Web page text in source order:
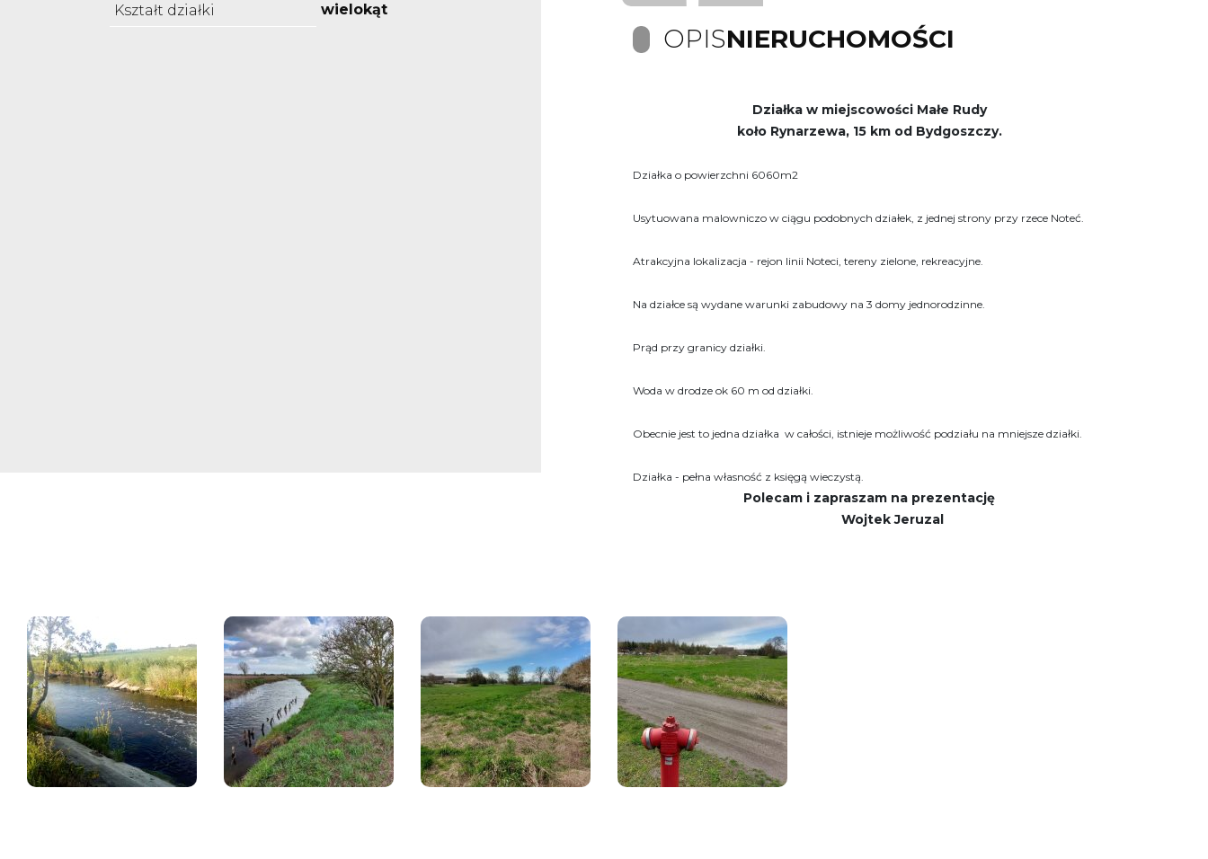
Kształt działki
wielokąt
OPISNIERUCHOMOŚCI
Działka w miejscowości Małe Rudy
koło Rynarzewa, 15 km od Bydgoszczy.
Działka o powierzchni 6060m2
Usytuowana malowniczo w ciągu podobnych działek, z jednej strony przy rzece Noteć.
Atrakcyjna lokalizacja - rejon linii Noteci, tereny zielone, rekreacyjne.
Na działce są wydane warunki zabudowy na 3 domy jednorodzinne.
Prąd przy granicy działki.
Woda w drodze ok 60 m od działki.
Obecnie jest to jedna działka w całości, istnieje możliwość podziału na mniejsze działki.
Działka - pełna własność z księgą wieczystą.
Polecam i zapraszam na prezentację
Wojtek Jeruzal